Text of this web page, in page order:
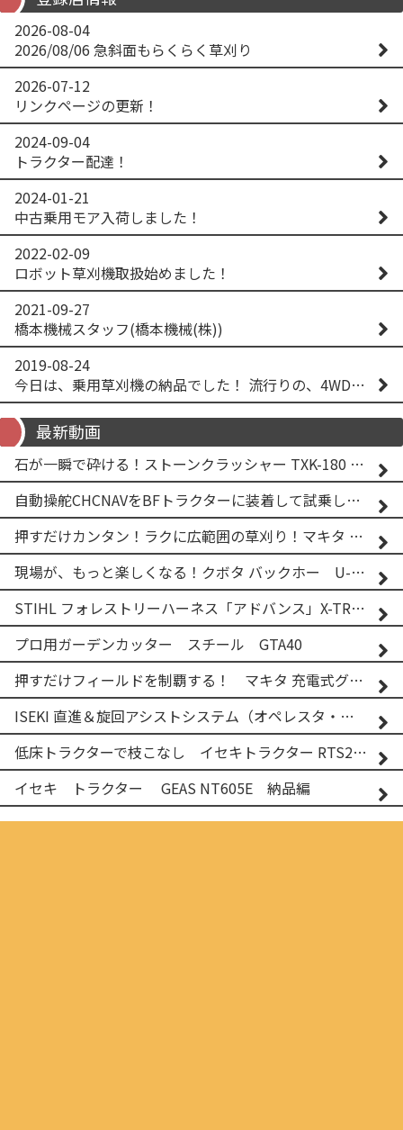
2026-08-04
2026/08/06 急斜面もらくらく草刈り
2026-07-12
リンクページの更新！
2024-09-04
トラクター配達！
2024-01-21
中古乗用モア入荷しました！
2022-02-09
ロボット草刈機取扱始めました！
2021-09-27
橋本機械スタッフ(橋本機械(株))
2019-08-24
今日は、乗用草刈機の納品でした！ 流行りの、4WD！ #イセキアグリ #オーレック #四駆 #増税間近
最新動画
石が一瞬で砕ける！ストーンクラッシャー TXK-180 実演
自動操舵CHCNAVをBFトラクターに装着して試乗してみた！！ CHCNAV NX610
押すだけカンタン！ラクに広範囲の草刈り！マキタ バッテリー式草刈り機 MUG001G 2
現場が、もっと楽しくなる！クボタ バックホー U-25-3A
STIHL フォレストリーハーネス「アドバンス」X-TREEm
プロ用ガーデンカッター スチール GTA40
押すだけフィールドを制覇する！ マキタ 充電式グランドトリマー MUG001G
ISEKI 直進＆旋回アシストシステム（オペレスタ・ターン）搭載 イセキ 乗用田植機 PRJ8D-ZJL
低床トラクターで枝こなし イセキトラクター RTS205NS & フレールモア FNC1202F
イセキ トラクター GEAS NT605E 納品編